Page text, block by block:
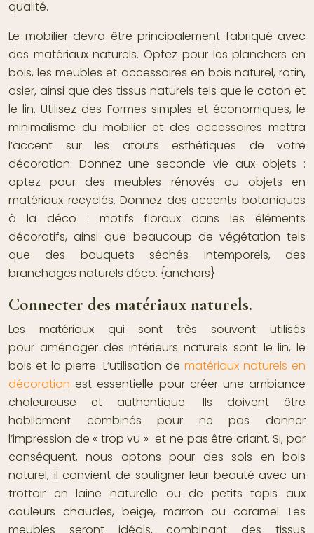
qualité.
Le mobilier devra être principalement fabriqué avec
des matériaux naturels. Optez pour les planchers en
bois, les meubles et accessoires en bois naturel, rotin,
osier, ainsi que des tissus naturels tels que le coton et
le lin. Utilisez des Formes simples et économiques, le
minimalisme du mobilier et des accessoires mettra
l’accent sur les atouts esthétiques de votre
décoration. Donnez une seconde vie aux objets :
optez pour des meubles rénovés ou objets en
matériaux recyclés. Donnez desaccents botaniques
à la déco : motifs floraux dans les éléments
décoratifs, ainsi que beaucoup de végétation tels
que des bouquets séchés intemporels, des
branchages naturels déco. {anchors}
Connecter des matériaux naturels.
Les matériaux qui sont très souvent utilisés
pour aménager des intérieurs naturels sont le lin, le
bois et la pierre. L’utilisation de matériaux naturels en
décoration est essentielle pour créer une ambiance
chaleureuse et authentique. Ils doivent être
habilement combinés pour ne pas donner
l’impression de « trop vu » et ne pas être criant. Si, par
conséquent, nous optons pour des sols en bois
naturel, il convient de souligner leur beauté avec un
trottoir en laine naturelle ou de petits tapis aux
couleurs chaudes, beige, marron ou caramel. Les
meubles seront idéals, combinant des tissus